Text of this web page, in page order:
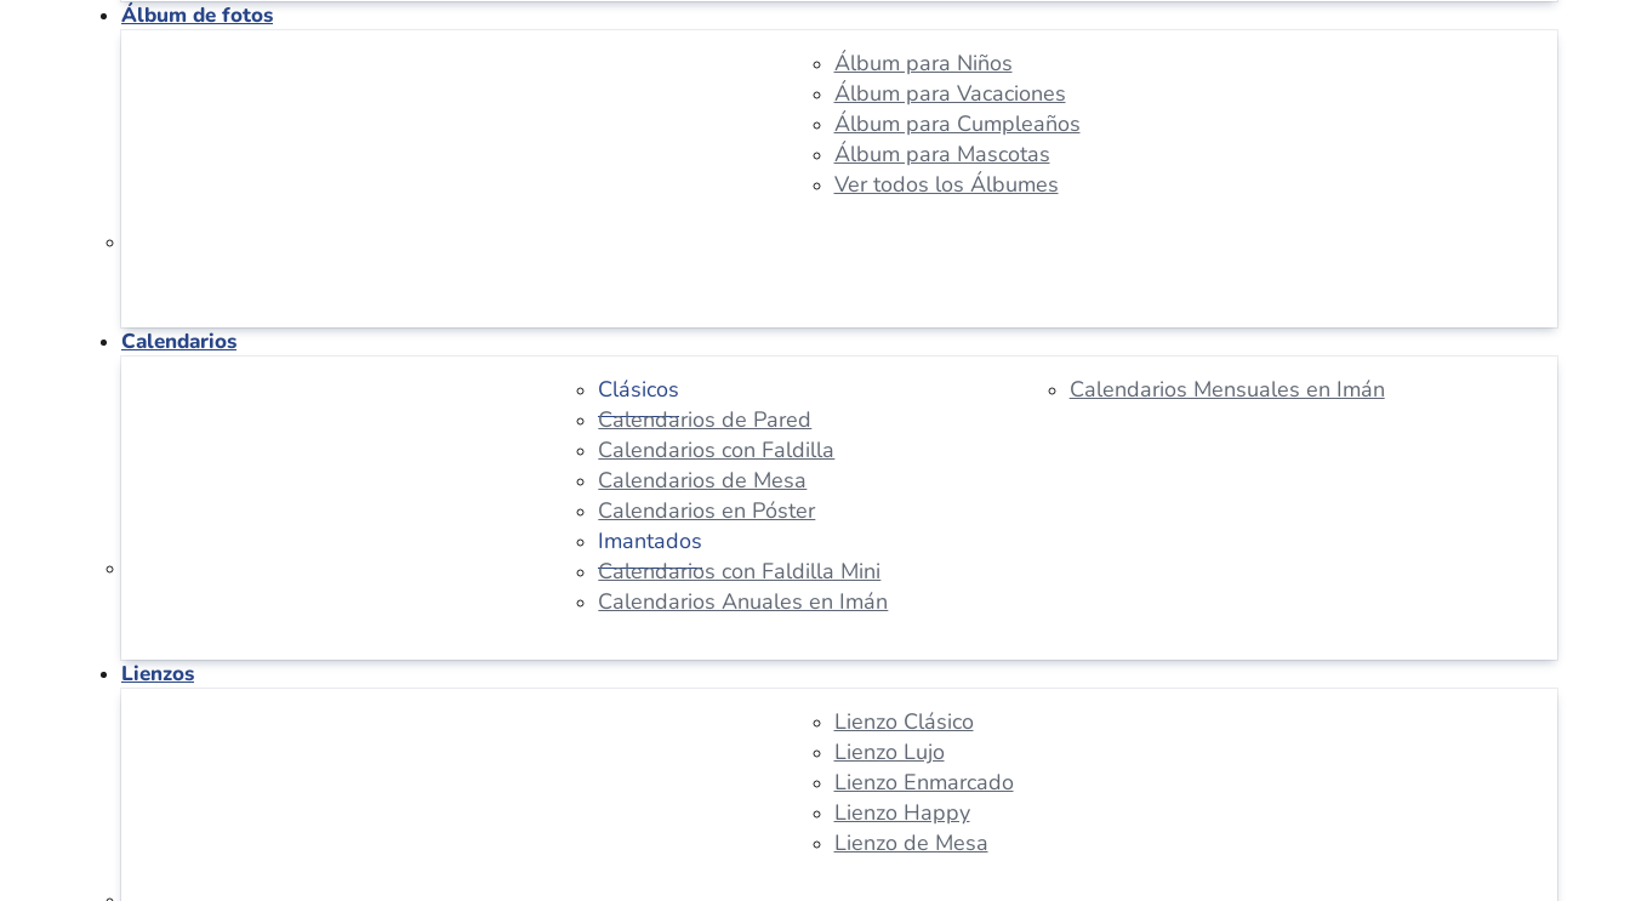
Álbum de fotos
Álbum para Niños
Álbum para Vacaciones
Álbum para Cumpleaños
Álbum para Mascotas
Ver todos los Álbumes
Calendarios
Clásicos
Calendarios de Pared
Calendarios con Faldilla
Calendarios de Mesa
Calendarios en Póster
Imantados
Calendarios con Faldilla Mini
Calendarios Anuales en Imán
Calendarios Mensuales en Imán
Lienzos
Lienzo Clásico
Lienzo Lujo
Lienzo Enmarcado
Lienzo Happy
Lienzo de Mesa